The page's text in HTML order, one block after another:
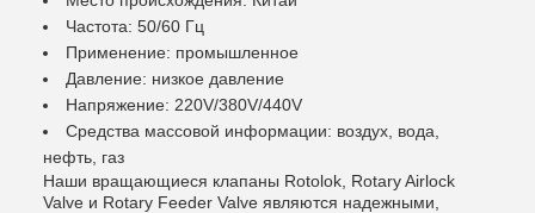
Частота: 50/60 Гц
Применение: промышленное
Давление: низкое давление
Напряжение: 220V/380V/440V
Средства массовой информации: воздух, вода,
нефть, газ
Наши вращающиеся клапаны Rotolok, Rotary Airlock
Valve и Rotary Feeder Valve являются надежными,